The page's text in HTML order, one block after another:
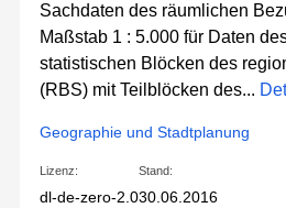
Sachdaten des räumlichen
Maßstab 1 : 5.000 für Daten
statistischen Blöcken des
(RBS) mit Teilblöcken des...
Geographie und Stadtplanung
Lizenz:
dl-de-zero-2.0
Stand:
30.06.2016